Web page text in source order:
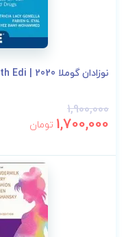
نوزادان گوملا 2020 | Gomella's Neonatology 8th Edi...
1,900,000
1,700,000 تومان